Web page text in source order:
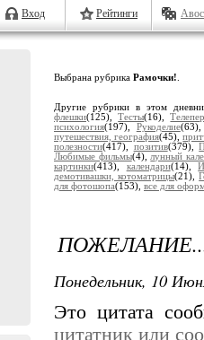
Вход Рейтинги
Выбрана рубрика Рамочки!
Другие рубрики в этом
флешки(125),Тесты(16),
психология(197), Рукоделие
путешествия, география(45),
полезности(417), позитив(379),
Любимые фильмы(4), лунный
картинки(413), календари(14),
демотивашки, котоматрицы(21),
для фотошопа(153), все для
Понедельник, 10
Это цитата
цитатник или